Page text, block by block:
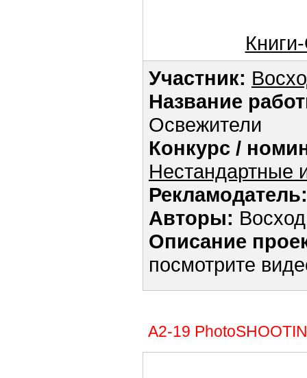
Участник:
Название
Освежители
Конкурс /
Нестандартные
Рекламодатель:
Авторы: Восход
Описание
посмотрите
А2-19